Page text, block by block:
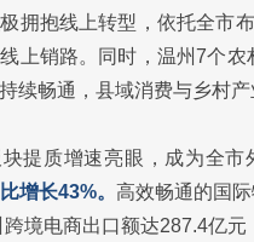
拥抱线上转型，依托全市
上销路。同时，温州7个
续畅通，县域消费与乡村
提质增速亮眼，成为全市
增长43%。高效畅通的国
境电商出口额达287.4亿